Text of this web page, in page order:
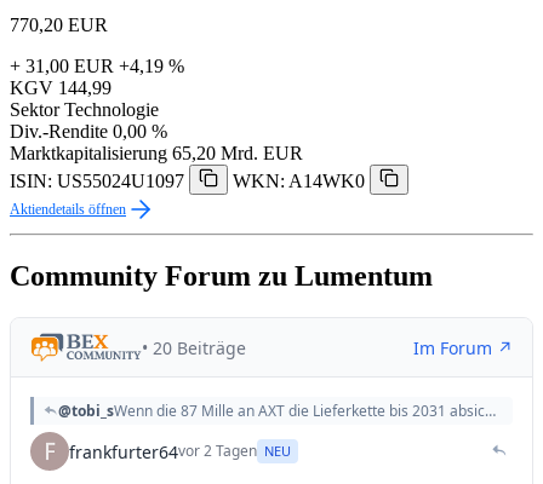
770,20 EUR
+ 31,00 EUR +4,19 %
KGV 144,99
Sektor Technologie
Div.-Rendite 0,00 %
Marktkapitalisierung 65,20 Mrd. EUR
ISIN: US55024U1097
WKN: A14WK0
Aktiendetails öffnen
Community Forum zu Lumentum